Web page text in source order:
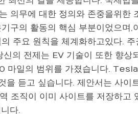
의무에 대한 정의와 존중을위한
구의 활동의 핵심 부분이었으며,
주요 원칙을 체계화하고있다.
의 전제는 EV 기술이 또한 향상
일의 범위를 가졌습니다.
을 듣고 싶습니다. 제안서는 사이
조직이 이미 사이트를 저장하고
다.